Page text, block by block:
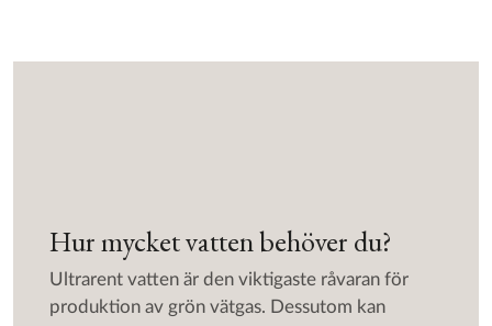
Hur mycket vatten behöver du?
Ultrarent vatten är den viktigaste råvaran för
produktion av grön vätgas. Dessutom kan